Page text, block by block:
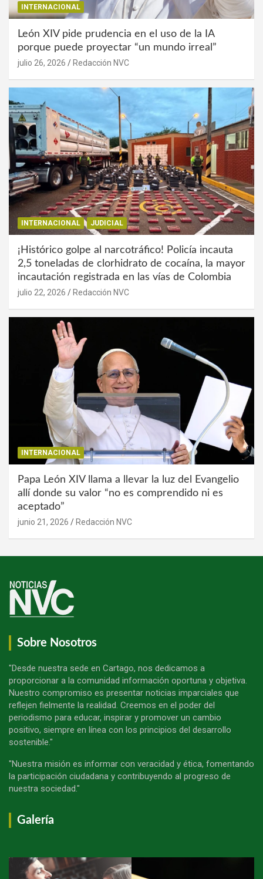
INTERNACIONAL
León XIV pide prudencia en el uso de la IA
porque puede proyectar “un mundo irreal”
julio 26, 2026 Redacción NVC
INTERNACIONAL JUDICIAL
¡Histórico golpe al narcotráfico! Policía incauta
2,5 toneladas de clorhidrato de cocaína, la mayor
incautación registrada en las vías de Colombia
julio 22, 2026 Redacción NVC
INTERNACIONAL
Papa León XIV llama a llevar la luz del Evangelio
allí donde su valor “no es comprendido ni es
aceptado”
junio 21, 2026 Redacción NVC
Sobre Nosotros
"Desde nuestra sede en Cartago, nos dedicamos a
proporcionar a la comunidad información oportuna y objetiva.
Nuestro compromiso es presentar noticias imparciales que
reflejen fielmente la realidad. Creemos en el poder del
periodismo para educar, inspirar y promover un cambio
positivo, siempre en línea con los principios del desarrollo
sostenible."
"Nuestra misión es informar con veracidad y ética, fomentando
la participación ciudadana y contribuyendo al progreso de
nuestra sociedad."
Galería